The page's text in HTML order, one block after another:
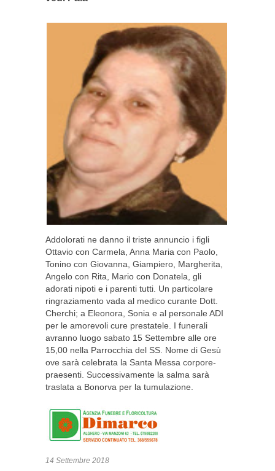
Addolorati ne danno il triste annuncio i figli
Ottavio con Carmela, Anna Maria con Paolo,
Tonino con Giovanna, Giampiero, Margherita,
Angelo con Rita, Mario con Donatela, gli
adorati nipoti e i parenti tutti. Un particolare
ringraziamento vada al medico curante Dott.
Cherchi; a Eleonora, Sonia e al personale ADI
per le amorevoli cure prestatele. I funerali
avranno luogo sabato 15 Settembre alle ore
15,00 nella Parrocchia del SS. Nome di Gesù
ove sarà celebrata la Santa Messa corpore-
praesenti. Successivamente la salma sarà
traslata a Bonorva per la tumulazione.
14 Settembre 2018